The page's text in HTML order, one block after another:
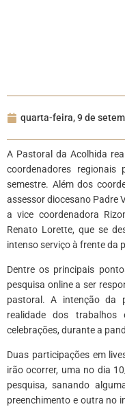
quarta-feira, 9 de
A Pastoral da Acolhida
coordenadores
semestre. Além dos
assessor diocesano Padre
a vice coordenadora
Renato Lorette, que se
intenso serviço à frente da
Dentre os principais
pesquisa online a ser
pastoral. A intenção da
realidade dos
celebrações, durante a
Duas participações em
irão ocorrer, uma no dia
pesquisa, sanando
preenchimento e outra no